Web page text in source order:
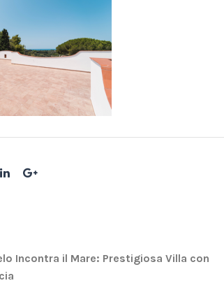
Incontra il Mare: Prestigiosa Villa con